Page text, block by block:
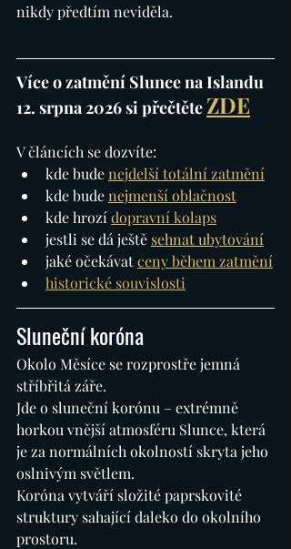
nikdy předtím neviděla.
Více o zatmění Slunce na Islandu
12. srpna 2026 si přečtěte ZDE
V článcích se dozvíte:
kde bude nejdelší totální zatmění
kde bude nejmenší oblačnost
kde hrozí dopravní kolaps
jestli se dá ještě sehnat ubytování
jaké očekávat ceny během zatmění
historické souvislosti
Sluneční koróna
Okolo Měsíce se rozprostře jemná
stříbřitá záře.
Jde o sluneční korónu – extrémně
horkou vnější atmosféru Slunce, která
je za normálních okolností skryta jeho
oslnivým světlem.
Koróna vytváří složité paprskovité
struktury sahající daleko do okolního
prostoru.